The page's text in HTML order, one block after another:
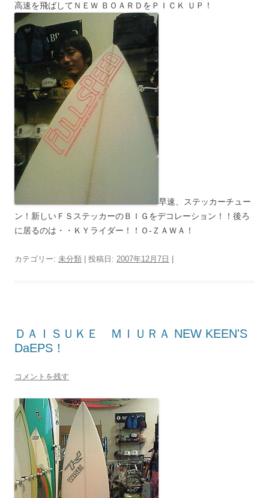
高速を飛ばしてＮＥＷ ＢＯＡＲＤをＰＩＣＫ ＵＰ！
早速、ステッカーチュー
ン！新しいＦＳステッカーのＢＩＧをデコレーション！！後ろ
に居るのは・・ＫＹライダー！！Ｏ-ＺＡＷＡ！
カテゴリー: 未分類 | 投稿日: 2007年12月7日
ＤＡＩＳＵＫＥ ＭＩＵＲＡ NEW KEEN'S
DaEPS！
コメントを残す